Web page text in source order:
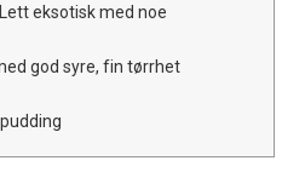
eksotisk med noe
god syre, fin tørrhet